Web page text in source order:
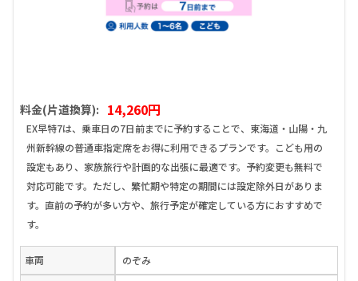
料金(片道換算): 14,260円
EX早特7は、乗車日の7日前までに予約することで、東海道・山陽・九
州新幹線の普通車指定席をお得に利用できるプランです。こども用の
設定もあり、家族旅行や計画的な出張に最適です。予約変更も無料で
対応可能です。ただし、繁忙期や特定の期間には設定除外日がありま
す。直前の予約が多い方や、旅行予定が確定している方におすすめで
す。
車両 のぞみ